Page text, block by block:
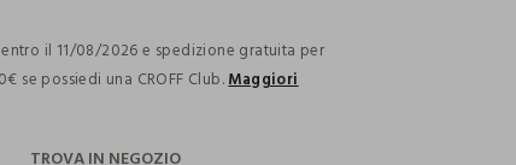
il 11/08/2026 e spedizione gratuita per
se possiedi una CROFF Club.Maggiori